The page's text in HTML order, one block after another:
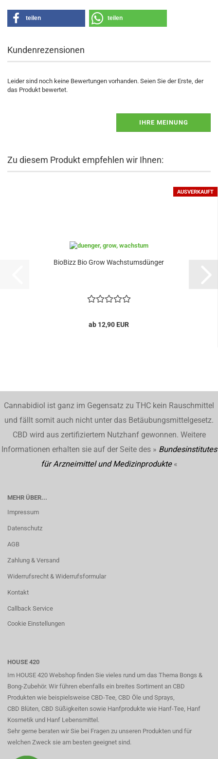
teilen teilen
Kundenrezensionen
Leider sind noch keine Bewertungen vorhanden. Seien Sie der Erste, der
das Produkt bewertet.
IHRE MEINUNG
Zu diesem Produkt empfehlen wir Ihnen:
AUSVERKAUFT
BioBizz Bio Grow Wachstumsdünger
ab 12,90 EUR
Cannabidiol ist ganz im Gegensatz zu THC kein Rauschmittel
und fällt somit auch nicht unter das Betäubungsmittelgesetz.
CBD wird aus zertifiziertem Nutzhanf gewonnen. Weitere
Informationen erhalten sie auf der Seite des » Bundesinstitutes
für Arzneimittel und Medizinprodukte«
MEHR ÜBER...
Impressum
Datenschutz
AGB
Zahlung & Versand
Widerrufsrecht & Widerrufsformular
Kontakt
Callback Service
Cookie Einstellungen
HOUSE 420
Im HOUSE 420 Webshop finden Sie vieles rund um das Thema Bongs &
Bong-Zubehör. Wir führen ebenfalls ein breites Sortiment an CBD
Produkten wie beispielsweise CBD-Tee, CBD Öle und Sprays,
CBD Blüten, CBD Süßigkeiten sowie Hanfprodukte wie Hanf-Tee, Hanf
Kosmetik und Hanf Lebensmittel.
Sehr gerne beraten wir Sie bei Fragen zu unseren Produkten und für
welchen Zweck sie am besten geeignet sind.